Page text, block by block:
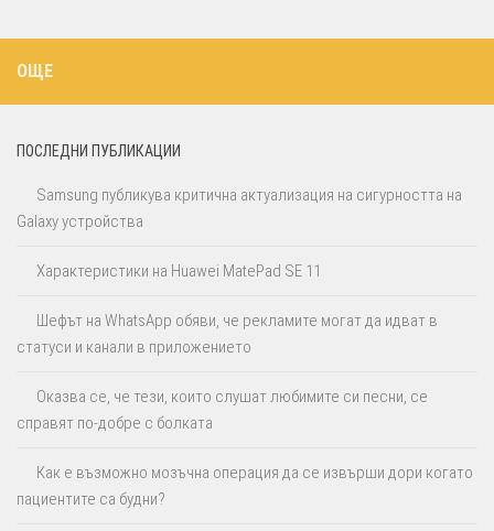
ОЩЕ
ПОСЛЕДНИ ПУБЛИКАЦИИ
Samsung публикува критична актуализация на сигурността на
Galaxy устройства
Характеристики на Huawei MatePad SE 11
Шефът на WhatsApp обяви, че рекламите могат да идват в
статуси и канали в приложението
Оказва се, че тези, които слушат любимите си песни, се
справят по-добре с болката
Как е възможно мозъчна операция да се извърши дори когато
пациентите са будни?